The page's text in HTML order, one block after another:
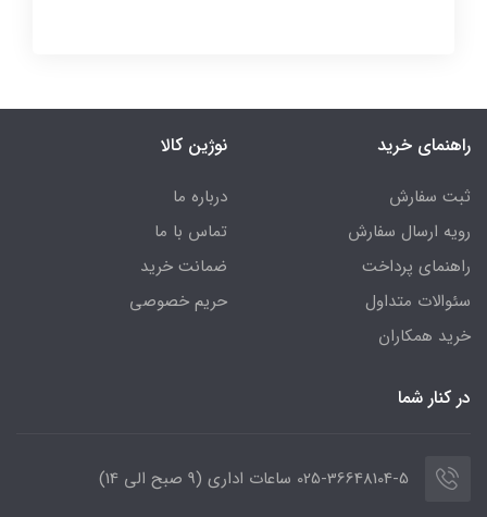
راهنمای خرید
ثبت سفارش
رویه ارسال سفارش
راهنمای پرداخت
سئوالات متداول
خرید همکاران
نوژین کالا
درباره ما
تماس با ما
ضمانت خرید
حریم خصوصی
در کنار شما
025-36648104-5 ساعات اداری (9 صبح الی 14)